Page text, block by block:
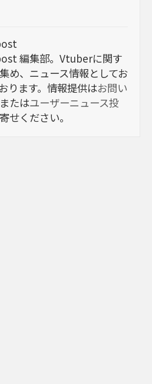
編集部。Vtuberに関す
め、ニュース情報としてお
ります。情報提供はお問い
たはユーザーニュース投
せください。